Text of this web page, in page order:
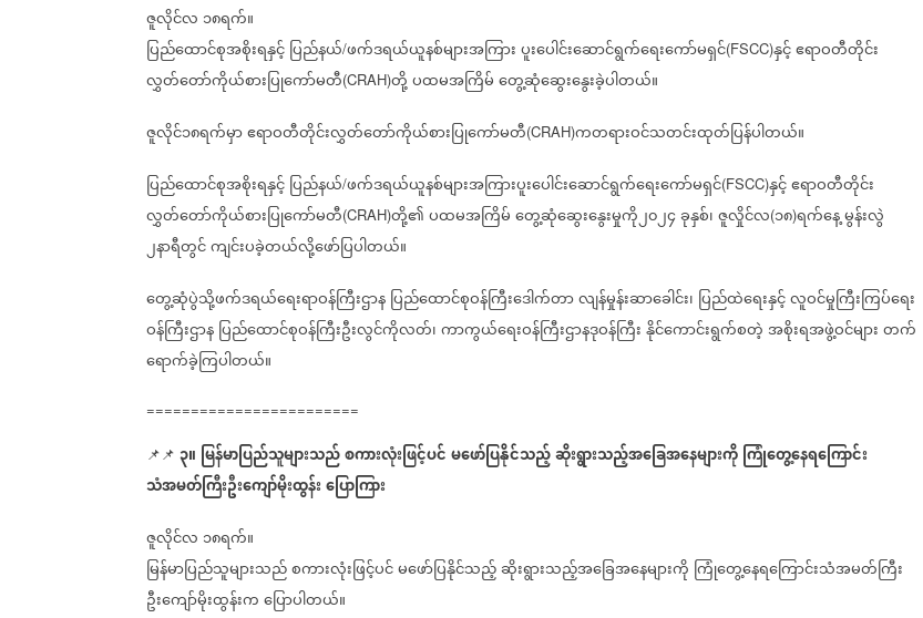
ဇူလိုင်လ ၁၈ရက်။
ပြည်ထောင်စုအစိုးရနှင့်ပြည်နယ်/ဖက်ဒရယ်ယူနစ်များအကြားပူးပေါင်းဆောင်ရွက်ရေးကော်မရှင်(FSCC)နှင့်ဧရာဝတီတိုင်း
လွှတ်တော်ကိုယ်စားပြုကော်မတီ(CRAH)တို့ပထမအကြိမ်တွေ့ဆုံဆွေးနွေးခဲ့ပါတယ်။
ဇူလိုင်၁၈ရက်မှာဧရာဝတီတိုင်းလွှတ်တော်ကိုယ်စားပြုကော်မတီ(CRAH)ကတရားဝင်သတင်းထုတ်ပြန်ပါတယ်။
ပြည်ထောင်စုအစိုးရနှင့်ပြည်နယ်/ဖက်ဒရယ်ယူနစ်များအကြားပူးပေါင်းဆောင်ရွက်ရေးကော်မရှင်(FSCC)နှင့်ဧရာဝတီတိုင်း
လွှတ်တော်ကိုယ်စားပြုကော်မတီ(CRAH)တို့၏ပထမအကြိမ်တွေ့ဆုံဆွေးနွေးမှုကို၂၀၂၄ခုနှစ်၊ဇူလှိုင်လ(၁၈)ရက်နေ့မွန်းလွဲ
၂နာရီတွင်ကျင်းပခဲ့တယ်လို့ဖော်ပြပါတယ်။
တွေ့ဆုံပွဲသို့ဖက်ဒရယ်ရေးရာဝန်ကြီးဌာနပြည်ထောင်စုဝန်ကြီးဒေါက်တာလျန်မှုန်းဆာခေါင်း၊ ပြည်ထဲရေးနှင့်လူဝင်မှုကြီးကြပ်ရေး
ဝန်ကြီးဌာနပြည်ထောင်စုဝန်ကြီးဦးလွင်ကိုလတ်၊ကာကွယ်ရေးဝန်ကြီးဌာနဒုဝန်ကြီးနိုင်ကောင်းရွက်စတဲ့အစိုးရအဖွဲ့ဝင်များတက်
ရောက်ခဲ့ကြပါတယ်။
========================
📌📌 ၃။ မြန်မာပြည်သူများသည်စကားလုံးဖြင့်ပင်မဖော်ပြနိုင်သည့်ဆိုးရွားသည့်အခြေအနေများကိုကြုံတွေ့နေရကြောင်း
သံအမတ်ကြီးဦးကျော်မိုးထွန်းပြောကြား
ဇူလိုင်လ ၁၈ရက်။
မြန်မာပြည်သူများသည်စကားလုံးဖြင့်ပင်မဖော်ပြနိုင်သည့်ဆိုးရွားသည့်အခြေအနေများကို ကြုံတွေ့နေရကြောင်းသံအမတ်ကြီး
ဦးကျော်မိုးထွန်းကပြောပါတယ်။